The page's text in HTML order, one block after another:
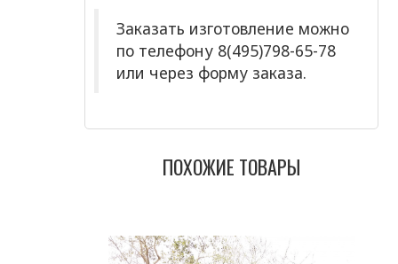
Заказать изготовление можно
по телефону 8(495)798-65-78
или через форму заказа.
ПОХОЖИЕ ТОВАРЫ